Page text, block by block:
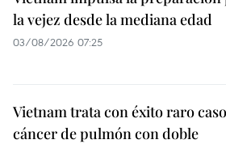
la vejez desde la mediana edad
03/08/2026 07:25
Vietnam trata con éxito raro
cáncer de pulmón con doble